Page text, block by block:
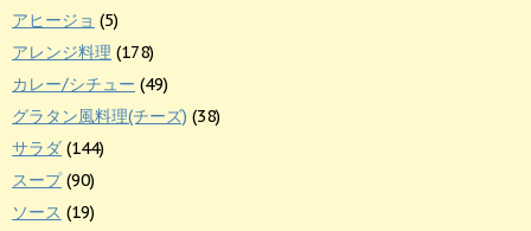
アヒージョ (5)
アレンジ料理 (178)
カレー/シチュー (49)
グラタン風料理(チーズ) (38)
サラダ (144)
スープ(90)
ソース (19)